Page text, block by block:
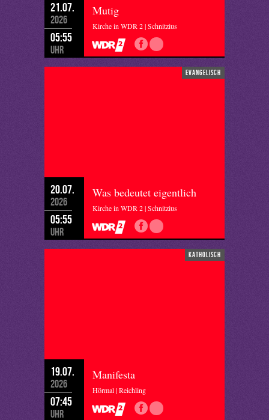
21.07.
2026
05:55
Uhr
Mutig
Kirche in WDR 2 | Schnitzius
evangelisch
20.07.
2026
05:55
Uhr
Was bedeutet eigentlich
Kirche in WDR 2 | Schnitzius
katholisch
19.07.
2026
07:45
Uhr
Manifesta
Hörmal | Reichling